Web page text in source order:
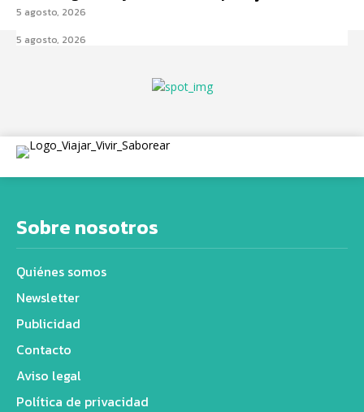
5 agosto, 2026
5 agosto, 2026
Sobre nosotros
Quiénes somos
Newsletter
Publicidad
Contacto
Aviso legal
Política de privacidad